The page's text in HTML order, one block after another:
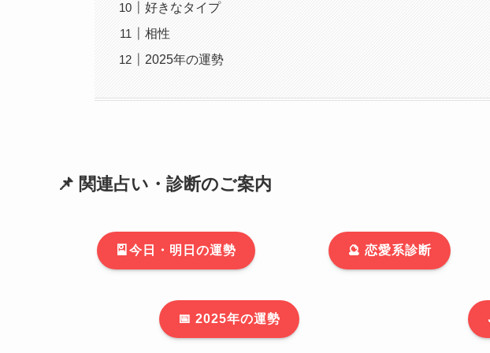
好きなタイプ
相性
2025年の運勢
📌 関連占い・診断のご案内
🎴今日・明日の運勢 🔮 恋愛系診断
📅 2025年の運勢